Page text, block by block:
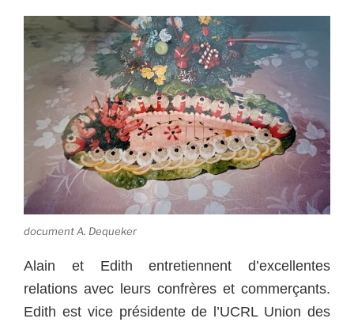
document A. Dequeker
Alain et Edith entretiennent d’excellentes
relations avec leurs confrères et commerçants.
Edith est vice présidente de l’UCRL Union des